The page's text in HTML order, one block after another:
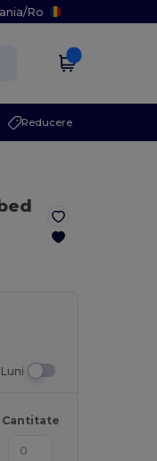
/Ro
Reducere
Cantitate